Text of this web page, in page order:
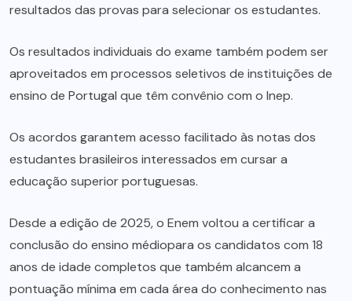
resultados das provas para selecionar os estudantes.
Os resultados individuais do exame também podem ser
aproveitados em processos seletivos de instituições de
ensino de Portugal que têm convênio com o Inep.
Os acordos garantem acesso facilitado às notas dos
estudantes brasileiros interessados em cursar a
educação superior portuguesas.
Desde a edição de 2025, o Enem voltou a certificar a
conclusão do ensino médiopara os candidatos com 18
anos de idade completos que também alcancem a
pontuação mínima em cada área do conhecimento nas